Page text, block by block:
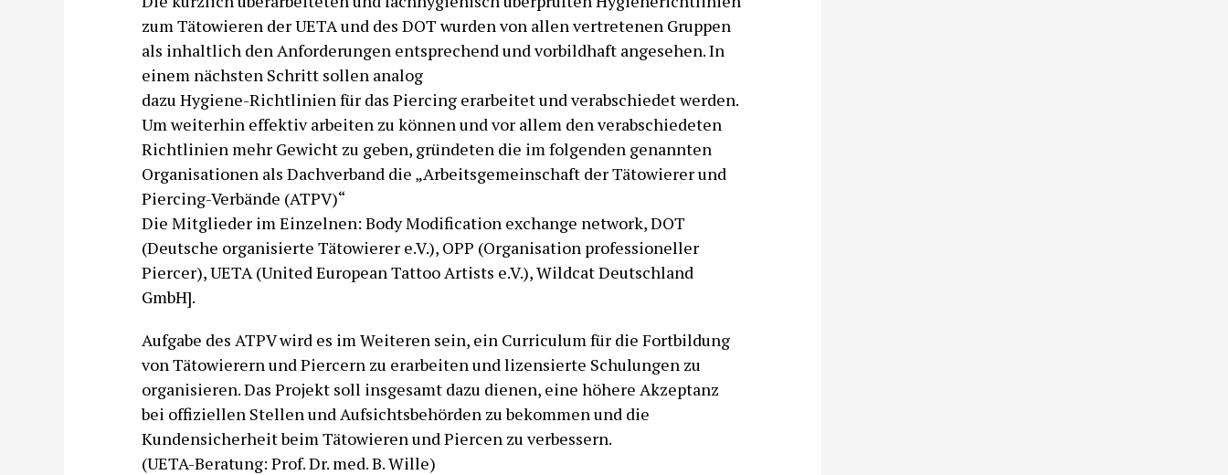
zum Tätowieren der UETA und des DOT wurden von allen vertretenen Gruppen
als inhaltlich den Anforderungen entsprechend und vorbildhaft angesehen. In
einem nächsten Schritt sollen analog
dazu Hygiene-Richtlinien für das Piercing erarbeitet und verabschiedet werden.
Um weiterhin effektiv arbeiten zu können und vor allem den verabschiedeten
Richtlinien mehr Gewicht zu geben, gründeten die im folgenden genannten
Organisationen als Dachverband die „Arbeitsgemeinschaft der Tätowierer und
Piercing-Verbände (ATPV)“
Die Mitglieder im Einzelnen: Body Modification exchange network, DOT
(Deutsche organisierte Tätowierer e.V.), OPP (Organisation professioneller
Piercer), UETA (United European Tattoo Artists e.V.), Wildcat Deutschland
GmbH].
Aufgabe des ATPV wird es im Weiteren sein, ein Curriculum für die Fortbildung
von Tätowierern und Piercern zu erarbeiten und lizensierte Schulungen zu
organisieren. Das Projekt soll insgesamt dazu dienen, eine höhere Akzeptanz
bei offiziellen Stellen und Aufsichtsbehörden zu bekommen und die
Kundensicherheit beim Tätowieren und Piercen zu verbessern.
(UETA-Beratung: Prof. Dr. med. B. Wille)